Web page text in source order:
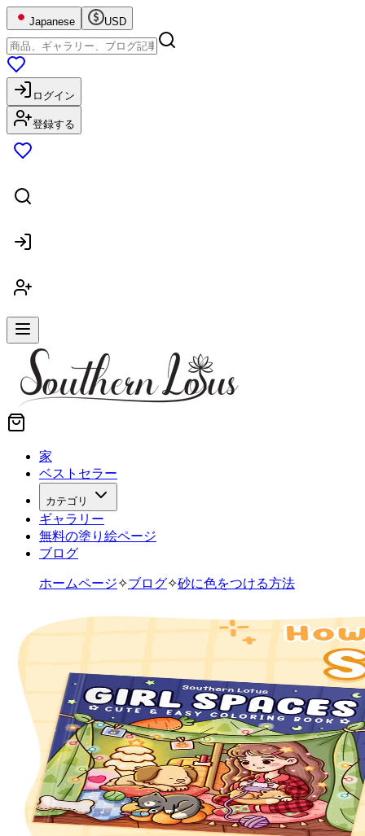
Japanese USD
ログイン
登録する
家
ベストセラー
カテゴリ
ギャラリー
無料の塗り絵ページ
ブログ
ホームページ✧ブログ✧砂に色をつける方法